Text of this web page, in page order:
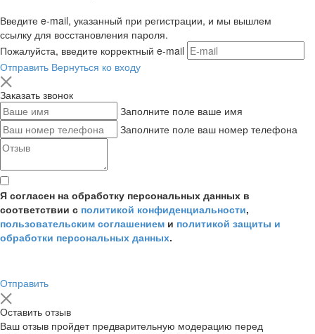
Введите e-mail, указанный при регистрации, и мы вышлем
ссылку для восстановления пароля.
Пожалуйста, введите корректный e-mail
Отправить Вернуться ко входу
Заказать звонок
Заполните поле ваше имя
Заполните поле ваш номер телефона
Я согласен на обработку персональных данных в
соответствии с политикой конфиденциальности,
пользовательским соглашением и политикой защиты и
обработки персональных данных.
Отправить
Оставить отзыв
Ваш отзыв пройдет предварительную модерацию перед